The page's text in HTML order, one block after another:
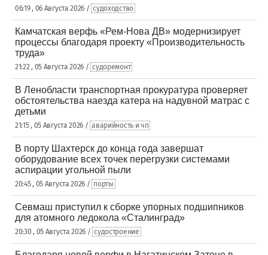
06:19 , 06 Августа 2026 / судоходство
Камчатская верфь «Рем-Нова ДВ» модернизирует
процессы благодаря проекту «Производительность
труда»
21:22 , 05 Августа 2026 / судоремонт
В Ленобласти транспортная прокуратура проверяет
обстоятельства наезда катера на надувной матрас с
детьми
21:15 , 05 Августа 2026 / аварийность и чп
В порту Шахтерск до конца года завершат
оборудование всех точек перегрузки системами
аспирации угольной пыли
20:45 , 05 Августа 2026 / порты
Севмаш приступил к сборке упорных подшипников
для атомного ледокола «Сталинград»
20:30 , 05 Августа 2026 / судостроение